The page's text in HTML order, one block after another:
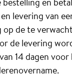
levering van
de te
de levering
14 dagen voor